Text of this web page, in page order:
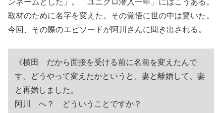
ンネームとした」。「ユニクロ潜入一年」にはこうある。
取材のために名字を変えた。その覚悟に世の中は驚いた。
今回、その際のエピソードが阿川さんに聞き出される。
《横田 だから面接を受ける前に名前を変えたんで
す。どうやって変えたかというと、妻と離婚して、妻
と再婚しました。
阿川 へ？ どういうことですか？